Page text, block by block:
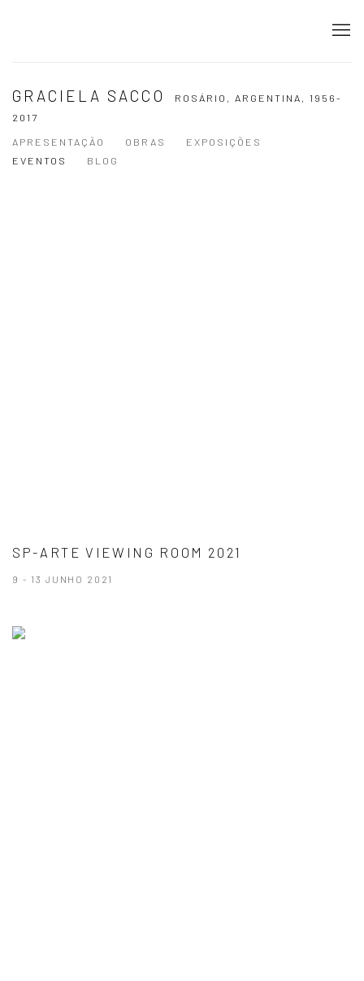
GRACIELA SACCO ROSÁRIO, ARGENTINA, 1956-
2017
APRESENTAÇÃO
OBRAS
EXPOSIÇÕES
EVENTOS
BLOG
SP-ARTE VIEWING ROOM 2021
9 - 13 JUNHO 2021